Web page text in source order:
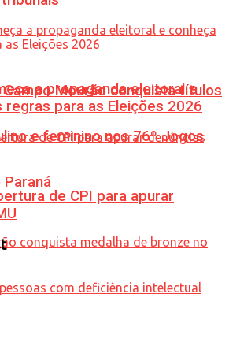
Mourão conquista títulos
e feminino nos 76º Jogos
Paraná
a propaganda eleitoral e
regras para as Eleições 2026
de CPI para apurar